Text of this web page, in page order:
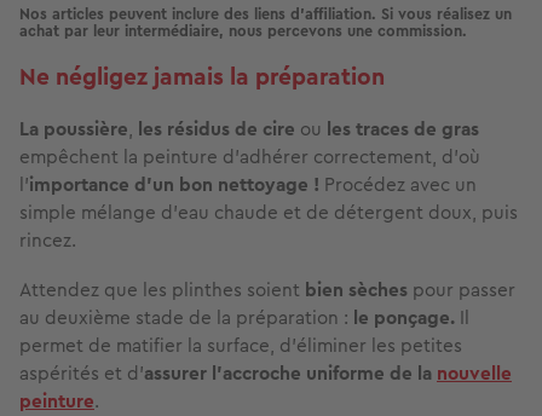
Nos articles peuvent inclure des liens d'affiliation. Si vous réalisez un
achat par leur intermédiaire, nous percevons une commission.
Ne négligez jamais la préparation
La poussière, les résidus de cire ou les traces de gras
empêchent la peinture d’adhérer correctement, d’où
l’importance d’un bon nettoyage ! Procédez avec un
simple mélange d’eau chaude et de détergent doux, puis
rincez.
Attendez que les plinthes soient bien sèches pour passer
au deuxième stade de la préparation : le ponçage. Il
permet de matifier la surface, d’éliminer les petites
aspérités et d’assurer l’accroche uniforme de la nouvelle
peinture.